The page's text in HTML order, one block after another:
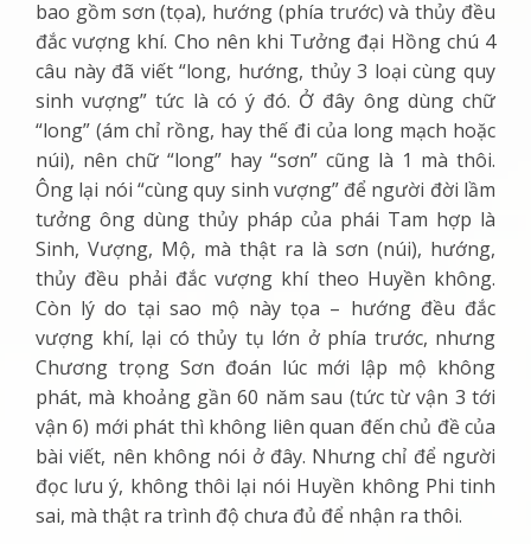
bao gồm sơn (tọa), hướng (phía trước) và thủy đều
đắc vượng khí. Cho nên khi Tưởng đại Hồng chú 4
câu này đã viết “long, hướng, thủy 3 loại cùng quy
sinh vượng” tức là có ý đó. Ở đây ông dùng chữ
“long” (ám chỉ rồng, hay thế đi của long mạch hoặc
núi), nên chữ “long” hay “sơn” cũng là 1 mà thôi.
Ông lại nói “cùng quy sinh vượng” để người đời lầm
tưởng ông dùng thủy pháp của phái Tam hợp là
Sinh, Vượng, Mộ, mà thật ra là sơn (núi), hướng,
thủy đều phải đắc vượng khí theo Huyền không.
Còn lý do tại sao mộ này tọa – hướng đều đắc
vượng khí, lại có thủy tụ lớn ở phía trước, nhưng
Chương trọng Sơn đoán lúc mới lập mộ không
phát, mà khoảng gần 60 năm sau (tức từ vận 3 tới
vận 6) mới phát thì không liên quan đến chủ đề của
bài viết, nên không nói ở đây. Nhưng chỉ để người
đọc lưu ý, không thôi lại nói Huyền không Phi tinh
sai, mà thật ra trình độ chưa đủ để nhận ra thôi.